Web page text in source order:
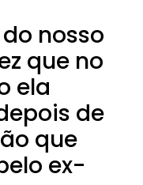
nosso
que no
ela
de
que
ex-